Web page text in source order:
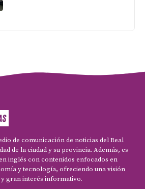
de comunicación de noticias del Real
de la ciudad y su provincia. Además, es
inglés con contenidos enfocados en
y tecnología, ofreciendo una visión
gran interés informativo.